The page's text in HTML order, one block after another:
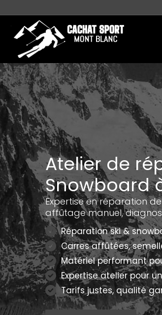
contenu
Atelier de
Snowboard
Expertise en réparation
affûtage manuel,
Réparation ski &
Carres affûtées,
Matériel performant
Expertise atelier pour
Tarifs justes, qualité